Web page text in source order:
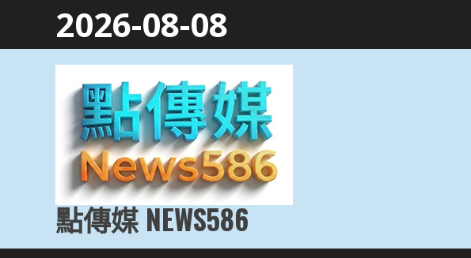
2026-08-08
點傳媒 NEWS586